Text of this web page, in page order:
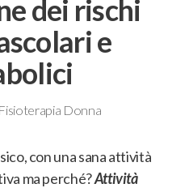
dei rischi
e
Fisioterapia Donna
con una sana attività
ma perché?Attività